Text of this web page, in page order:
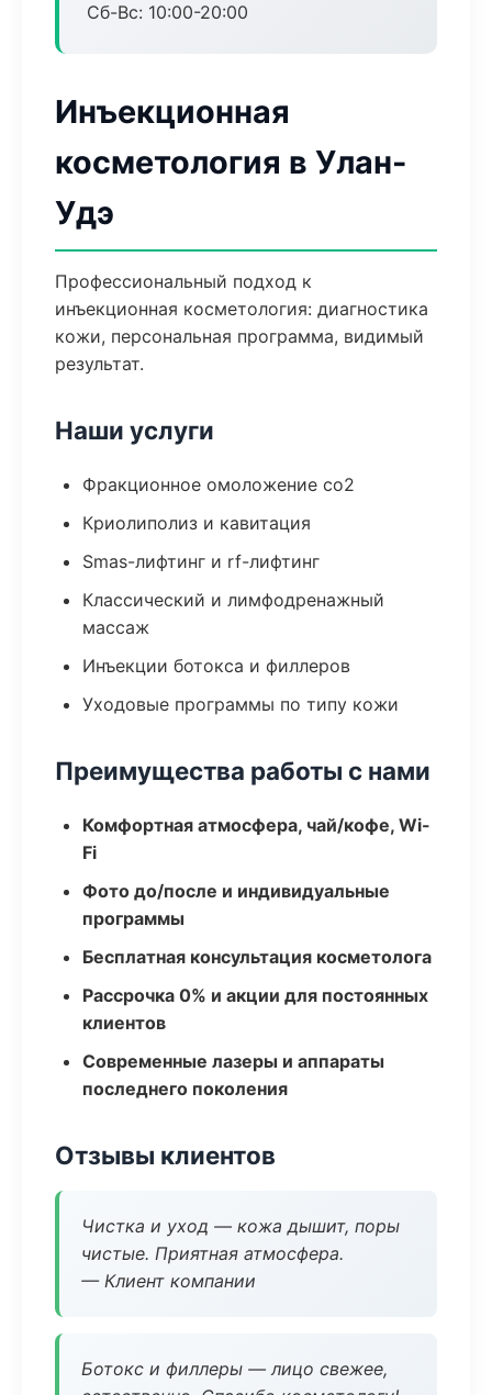
Сб-Вс: 10:00-20:00
Инъекционная
косметология в Улан-
Удэ
Профессиональный подход к
инъекционная косметология: диагностика
кожи, персональная программа, видимый
результат.
Наши услуги
Фракционное омоложение co2
Криолиполиз и кавитация
Smas-лифтинг и rf-лифтинг
Классический и лимфодренажный
массаж
Инъекции ботокса и филлеров
Уходовые программы по типу кожи
Преимущества работы с нами
Комфортная атмосфера, чай/кофе, Wi-
Fi
Фото до/после и индивидуальные
программы
Бесплатная консультация косметолога
Рассрочка 0% и акции для постоянных
клиентов
Современные лазеры и аппараты
последнего поколения
Отзывы клиентов
Чистка и уход — кожа дышит, поры
чистые. Приятная атмосфера.
— Клиент компании
Ботокс и филлеры — лицо свежее,